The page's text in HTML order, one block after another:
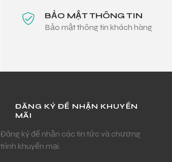
BẢO MẬT THÔNG TIN
Bảo mật thông tin khách hàng
ĐĂNG KÝ ĐỂ NHẬN KHUYẾN
MÃI
Đăng ký để nhận các tin tức và chương
trình khuyến mại.